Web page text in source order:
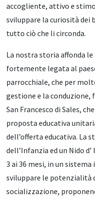
accogliente, attivo e
sviluppare la curiosità dei
tutto ciò che li circonda.
La nostra storia affonda le
fortemente legata al
parrocchiale, che per
gestione e la conduzione,
San Francesco di Sales,
proposta educativa
dell’offerta educativa. La
dell’Infanzia ed un Nido
3 ai 36 mesi, in un
sviluppare le potenzialità
socializzazione,